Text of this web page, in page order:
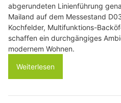
abgerundeten Linienführung
Mailand auf dem Messestand
Kochfelder, Multifunktions-
schaffen ein durchgängiges
modernem Wohnen.
Weiterlesen